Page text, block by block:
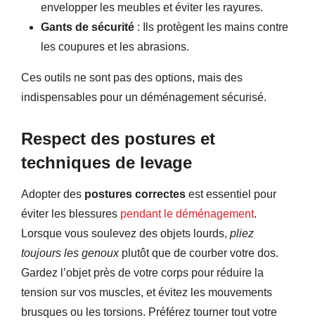
envelopper les meubles et éviter les rayures.
Gants de sécurité : Ils protègent les mains contre
les coupures et les abrasions.
Ces outils ne sont pas des options, mais des
indispensables pour un déménagement sécurisé.
Respect des postures et
techniques de levage
Adopter des postures correctes est essentiel pour
éviter les blessures pendant le déménagement.
Lorsque vous soulevez des objets lourds, pliez
toujours les genouxplutôt que de courber votre dos.
Gardez l’objet près de votre corps pour réduire la
tension sur vos muscles, et évitez les mouvements
brusques ou les torsions. Préférez tourner tout votre